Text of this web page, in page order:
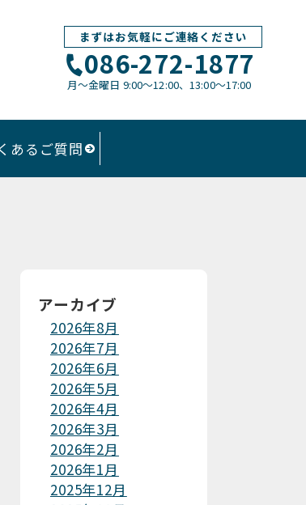
まずはお気軽にご連絡ください
086-272-1877
月〜金曜日 9:00～12:00、13:00〜17:00
あるご質問
アーカイブ
2026年8月
2026年7月
2026年6月
2026年5月
2026年4月
2026年3月
2026年2月
2026年1月
2025年12月